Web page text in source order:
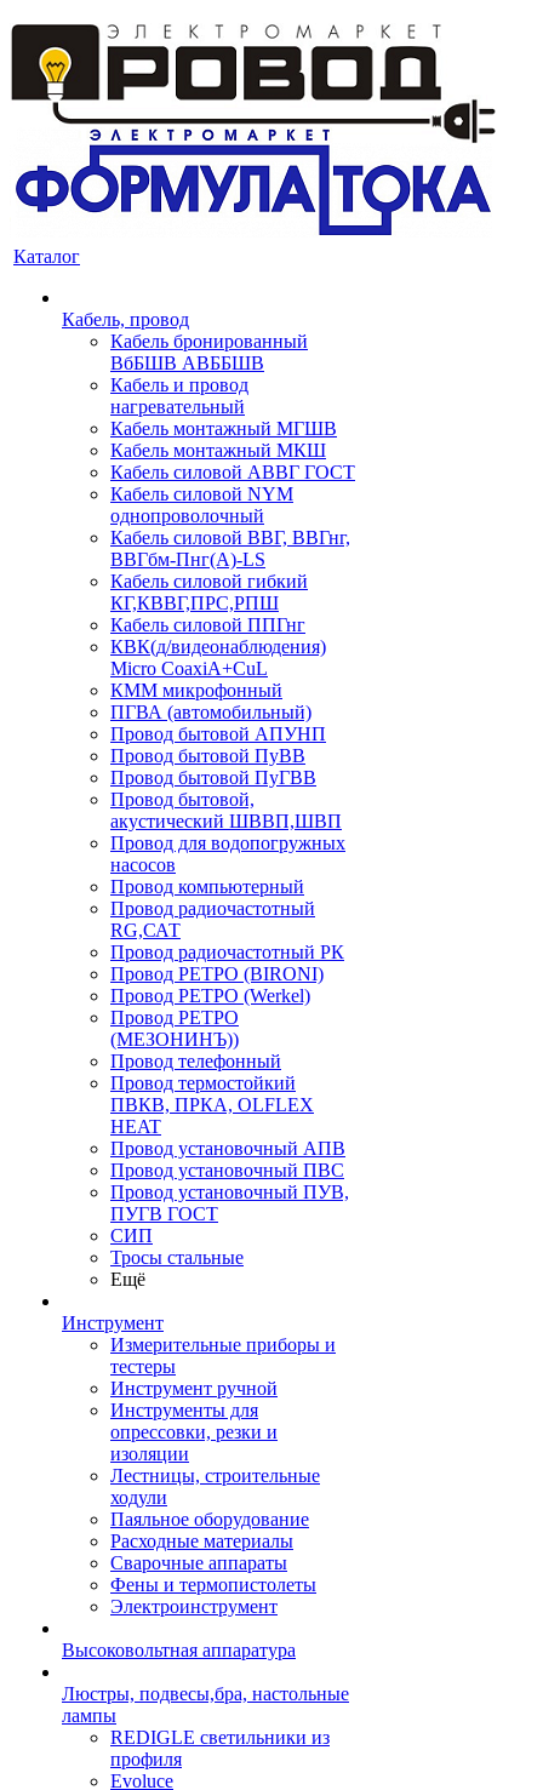
Каталог
Кабель, провод
Кабель бронированный
ВбБШВ АВББШВ
Кабель и провод
нагревательный
Кабель монтажный МГШВ
Кабель монтажный МКШ
Кабель силовой АВВГ ГОСТ
Кабель силовой NYM
однопроволочный
Кабель силовой ВВГ, ВВГнг,
ВВГбм-Пнг(А)-LS
Кабель силовой гибкий
КГ,КВВГ,ПРС,РПШ
Кабель силовой ППГнг
КВК(д/видеонаблюдения)
Micro CoaxiA+CuL
КММ микрофонный
ПГВА (автомобильный)
Провод бытовой АПУНП
Провод бытовой ПуВВ
Провод бытовой ПуГВВ
Провод бытовой,
акустический ШВВП,ШВП
Провод для водопогружных
насосов
Провод компьютерный
Провод радиочастотный
RG,САТ
Провод радиочастотный РК
Провод РЕТРО (BIRONI)
Провод РЕТРО (Werkel)
Провод РЕТРО
(МЕЗОНИНЪ))
Провод телефонный
Провод термостойкий
ПВКВ, ПРКА, OLFLEX
HEAT
Провод установочный АПВ
Провод установочный ПВС
Провод установочный ПУВ,
ПУГВ ГОСТ
СИП
Тросы стальные
Ещё
Инструмент
Измерительные приборы и
тестеры
Инструмент ручной
Инструменты для
опрессовки, резки и
изоляции
Лестницы, строительные
ходули
Паяльное оборудование
Расходные материалы
Сварочные аппараты
Фены и термопистолеты
Электроинструмент
Высоковольтная аппаратура
Люстры, подвесы,бра, настольные
лампы
REDIGLE светильники из
профиля
Evoluce